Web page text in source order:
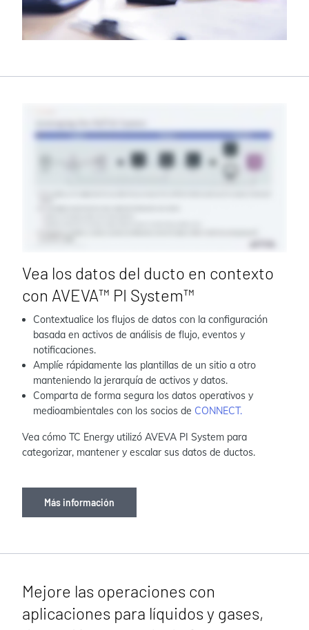
Vea los datos del ducto en contexto
con AVEVA™ PI System™
Contextualice los flujos de datos con la configuración
basada en activos de análisis de flujo, eventos y
notificaciones.
Amplíe rápidamente las plantillas de un sitio a otro
manteniendo la jerarquía de activos y datos.
Comparta de forma segura los datos operativos y
medioambientales con los socios de CONNECT.
Vea cómo TC Energy utilizó AVEVA PI System para
categorizar, mantener y escalar sus datos de ductos.
Más información
Mejore las operaciones con
aplicaciones para líquidos y gases,